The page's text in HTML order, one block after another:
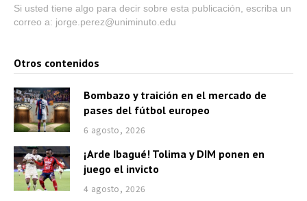
Si usted tiene algo para decir sobre esta publicación, escriba un
correo a: jorge.perez@uniminuto.edu
Otros contenidos
Bombazo y traición en el mercado de
pases del fútbol europeo
6 agosto, 2026
¡Arde Ibagué! Tolima y DIM ponen en
juego el invicto
4 agosto, 2026